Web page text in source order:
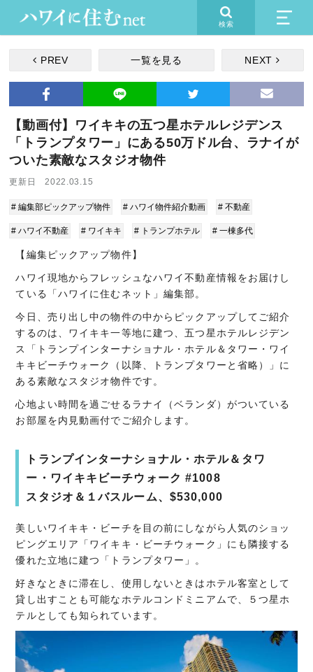
検索
PREV 一覧を見る NEXT
【動画付】ワイキキの五つ星ホテルレジデンス
「トランプタワー」にある50万ドル台、ラナイが
ついた素敵なスタジオ物件
更新日 2022.03.15
# 編集部ピックアップ物件 # ハワイ物件紹介動画 # 不動産
# ハワイ不動産 # ワイキキ # トランプホテル # 一棟多代
【編集ピックアップ物件】
ハワイ現地からフレッシュなハワイ不動産情報をお届けし
ている「ハワイに住むネット」編集部。
今日、売り出し中の物件の中からピックアップしてご紹介
するのは、ワイキキ一等地に建つ、五つ星ホテルレジデン
ス「トランプインターナショナル・ホテル＆タワー・ワイ
キキビーチウォーク（以降、トランプタワーと省略）」に
ある素敵なスタジオ物件です。
心地よい時間を過ごせるラナイ（ベランダ）がついている
お部屋を内見動画付でご紹介します。
トランプインターナショナル・ホテル＆タワ
ー・ワイキキビーチウォーク #1008
スタジオ＆１バスルーム、$530,000
美しいワイキキ・ビーチを目の前にしながら人気のショッ
ピングエリア「ワイキキ・ビーチウォーク」にも隣接する
優れた立地に建つ「トランプタワー」。
好きなときに滞在し、使用しないときはホテル客室として
貸し出すことも可能なホテルコンドミニアムで、５つ星ホ
テルとしても知られています。